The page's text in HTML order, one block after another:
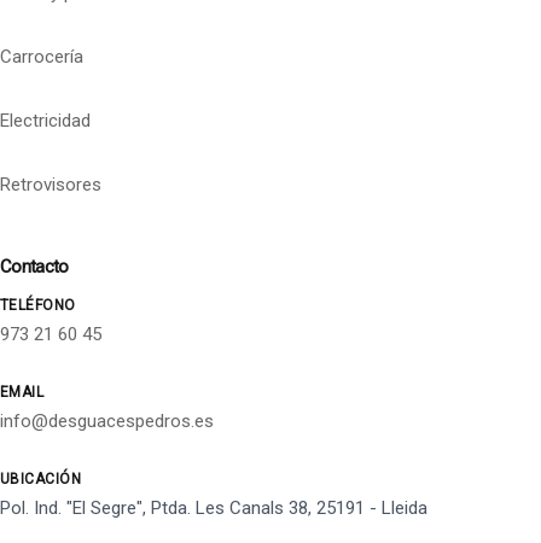
Carrocería
Electricidad
Retrovisores
Contacto
TELÉFONO
973 21 60 45
EMAIL
info@desguacespedros.es
UBICACIÓN
Pol. Ind. "El Segre", Ptda. Les Canals 38, 25191 - Lleida